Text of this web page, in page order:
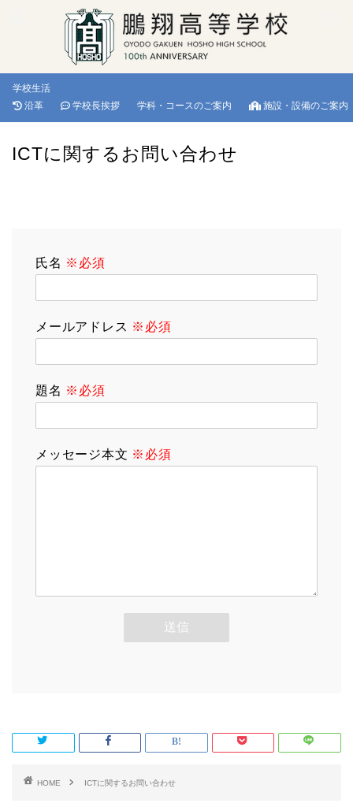
学校生活
沿革
学校長挨拶 学科・コースのご案内 施設・設備のご案内
ICTに関するお問い合わせ
氏名 ※必須
メールアドレス ※必須
題名 ※必須
メッセージ本文 ※必須
HOME ICTに関するお問い合わせ